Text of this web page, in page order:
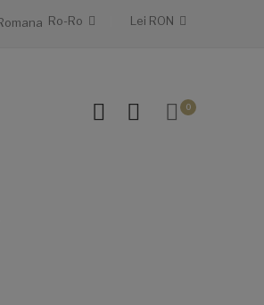
Ro-Ro Lei RON
0